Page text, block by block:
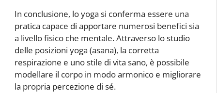
In conclusione, lo yoga si conferma essere una
pratica capace di apportare numerosi benefici sia
a livello fisico che mentale. Attraverso lo studio
delle posizioni yoga (asana), la corretta
respirazione e uno stile di vita sano, è possibile
modellare il corpo in modo armonico e migliorare
la propria percezione di sé.